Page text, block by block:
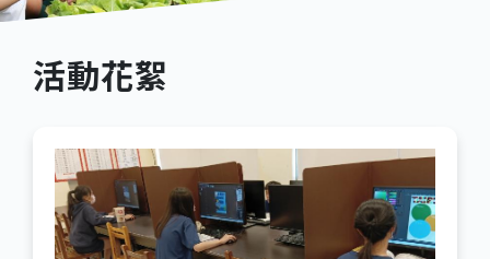
時30分至15時實施，全市人、車及各場所均須配合管
制與避難演練，以免受罰。
8月31日 開學日
🎉🎉🎉狂賀! 12望蘇同學榮錄MIT麻省理工學院，本校
活動花絮